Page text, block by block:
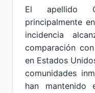
El apellido
principalmente
incidencia
comparación
en Estados
comunidades
han